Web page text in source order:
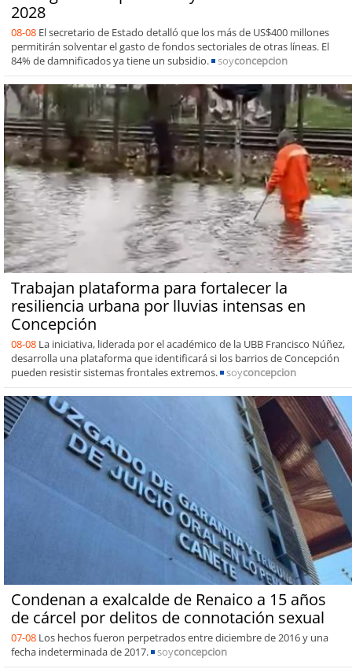
2028
08-08 El secretario de Estado detalló que los más de US$400 millones
permitirán solventar el gasto de fondos sectoriales de otras líneas. El
84% de damnificados ya tiene un subsidio.
soyconcepcion
Trabajan plataforma para fortalecer la
resiliencia urbana por lluvias intensas en
Concepción
08-08 La iniciativa, liderada por el académico de la UBB Francisco Núñez,
desarrolla una plataforma que identificará si los barrios de Concepción
pueden resistir sistemas frontales extremos.
soyconcepcion
Condenan a exalcalde de Renaico a 15 años
de cárcel por delitos de connotación sexual
07-08 Los hechos fueron perpetrados entre diciembre de 2016 y una
fecha indeterminada de 2017.
soyconcepcion